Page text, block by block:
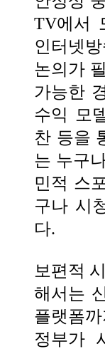
TV에서
인터넷
논의가
가능한
수익 모
찬 등을
는 누구
민적 스
구나 시
다.
보편적
해서는
플랫폼
정부가